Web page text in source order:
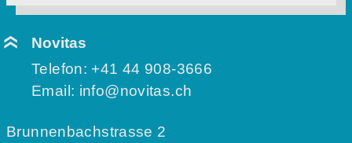
Novitas
Telefon: +41 44 908-3666
Email: info@novitas.ch
Brunnenbachstrasse 2